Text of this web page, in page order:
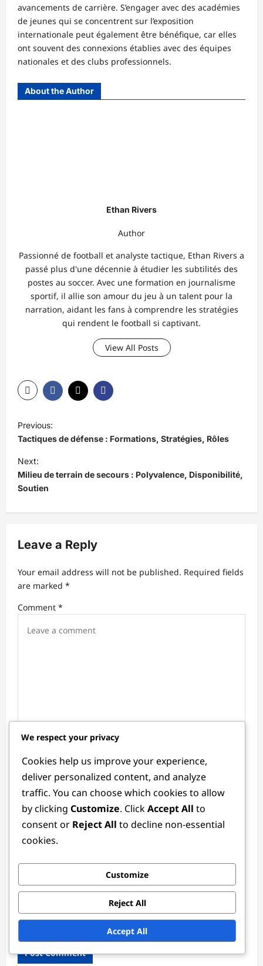
avancements de carrière. S’engager avec des académies
de jeunes qui se concentrent sur l’exposition
internationale peut également être bénéfique, car elles
ont souvent des connexions établies avec des équipes
nationales et des clubs professionnels.
About the Author
Ethan Rivers
Author
Passionné de football et analyste tactique, Ethan Rivers a
passé plus d'une décennie à étudier les subtilités des
postes au soccer. Avec une formation en journalisme
sportif, il allie son amour du jeu à un talent pour la
narration, aidant les fans à comprendre les stratégies
qui rendent le football si captivant.
View All Posts
P
o
s
t
n
a
i
a
t
i
Previous:
Tactiques de défense : Formations, Stratégies, Rôles
Next:
Milieu de terrain de secours : Polyvalence, Disponibilité,
Soutien
Leave a Reply
Your email address will not be published. Required fields
are marked *
Comment *
Name*
Email*
Website
Save my name, email, and website in this browser for
the next time I comment.
We respect your privacy
Cookies help us improve your experience,
deliver personalized content, and analyze
traffic. You can choose which cookies to allow
by clicking Customize. ClickAccept All to
consent or Reject All to decline non-essential
cookies.
Customize
Reject All
Accept All